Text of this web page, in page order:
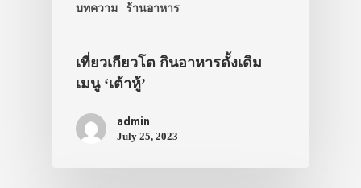
บทความ ร้านอาหาร
เที่ยวเกียวโต กินอาหารดั้งเดิม
เมนู ‘เต้าหู้’
admin
July 25, 2023